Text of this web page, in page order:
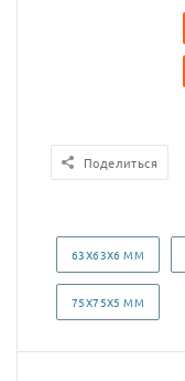
Поделиться
63Х63Х6 ММ
75Х75Х5 ММ